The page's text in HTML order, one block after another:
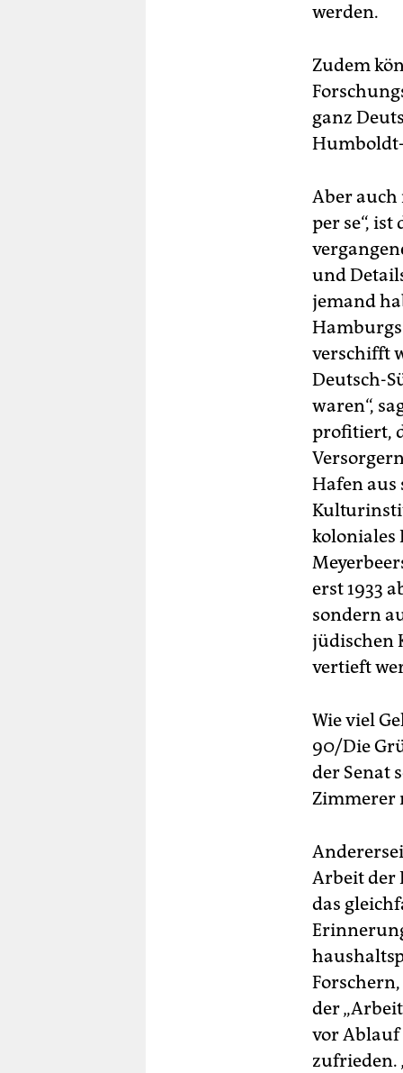
werden.
Zudem
ganz
Aber
per se“,
und
jemand
verschifft
Deutsch-
waren“,
profitiert,
Hafen aus
koloniales
erst 1933
sondern
jüdischen
vertieft
Wie viel
90/Die
der Senat
Zimmerer
Arbeit der
das
der
vor Ablauf
zufrieden.